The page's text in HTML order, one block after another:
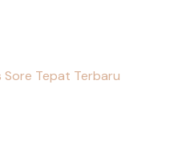
Sore Tepat Terbaru